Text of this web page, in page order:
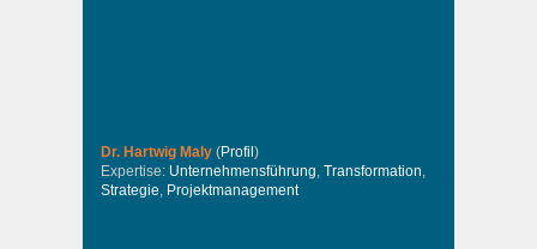
Dr. Hartwig Maly (Profil )
Expertise: Unternehmensführung, Transformation,
Strategie, Projektmanagement